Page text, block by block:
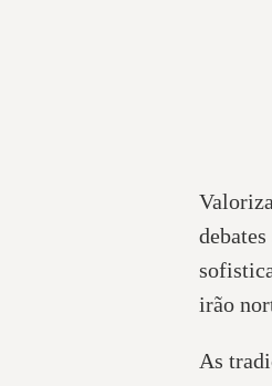
irão
As